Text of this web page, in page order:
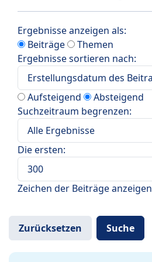
Ergebnisse anzeigen als:
Beiträge
Themen
Ergebnisse sortieren nach:
Aufsteigend
Absteigend
Suchzeitraum begrenzen:
Die ersten:
Zeichen der Beiträge anzeigen